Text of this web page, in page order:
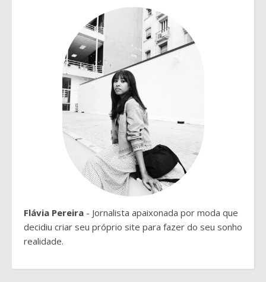
Flávia Pereira - Jornalista apaixonada por moda que
decidiu criar seu próprio site para fazer do seu sonho
realidade.